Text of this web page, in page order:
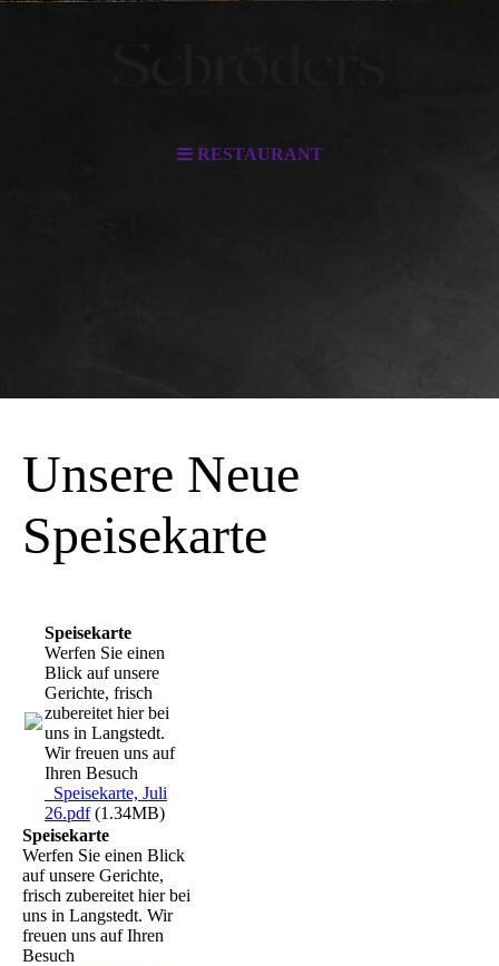
RESTAURANT
Unsere Neue
Speisekarte
Speisekarte
Werfen Sie einen
Blick auf unsere
Gerichte, frisch
zubereitet hier bei
uns in Langstedt.
Wir freuen uns auf
Ihren Besuch
_Speisekarte, Juli
26.pdf(1.34MB)
Speisekarte
Werfen Sie einen Blick
auf unsere Gerichte,
frisch zubereitet hier bei
uns in Langstedt. Wir
freuen uns auf Ihren
Besuch